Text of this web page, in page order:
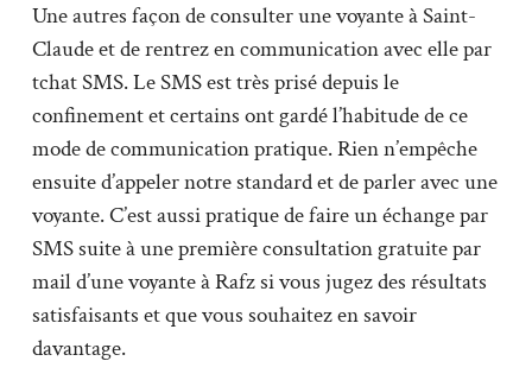
Une autres façon de consulter une voyante à Saint-
Claude et de rentrez en communication avec elle par
tchat SMS. Le SMS est très prisé depuis le
confinement et certains ont gardé l’habitude de ce
mode de communication pratique. Rien n’empêche
ensuite d’appeler notre standard et de parler avec une
voyante. C’est aussi pratique de faire un échange par
SMS suite à une première consultation gratuite par
mail d’une voyante à Rafz si vous jugez des résultats
satisfaisants et que vous souhaitez en savoir
davantage.